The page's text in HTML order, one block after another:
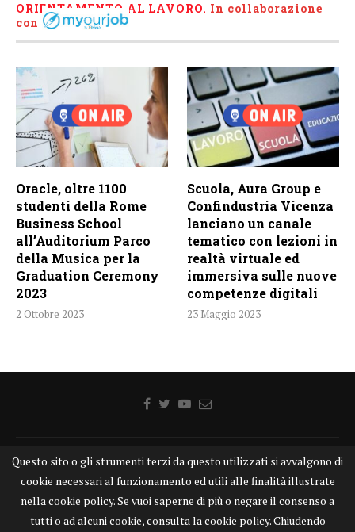
ORIENTAMENTO AL LAVORO. In collaborazione
con
Oracle, oltre 1100
studenti della Rome
Business School
all’Auditorium Parco
della Musica per la
Graduation Ceremony
2023
2 Ottobre 2023
Scuola, Aura Group e
Confindustria Vicenza
lanciano un canale
tematico con lezioni in
realtà virtuale ed
immersiva sulle nuove
competenze digitali
23 Maggio 2023
Home Chi siamo Disclaimer Cookie Contatti
Privacy Policy KONGTV
KONGnews ©KONG Comunicazione s.r.l. - P.IVA: 15049871005
Questo sito o gli strumenti terzi da questo utilizzati si avvalgono di
cookie necessari al funzionamento ed utili alle finalità illustrate
nella cookie policy. Se vuoi saperne di più o negare il consenso a
tutti o ad alcuni cookie, consulta la cookie policy. Chiudendo